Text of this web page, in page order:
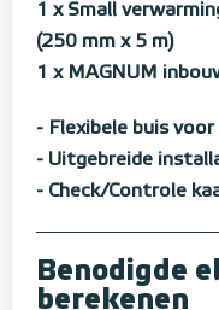
1 x Small
(250 mm x 5 m)
1 x MAGNUM
- Flexibele buis voor
- Uitgebreide
- Check/Controle
Benodigde
berekenen